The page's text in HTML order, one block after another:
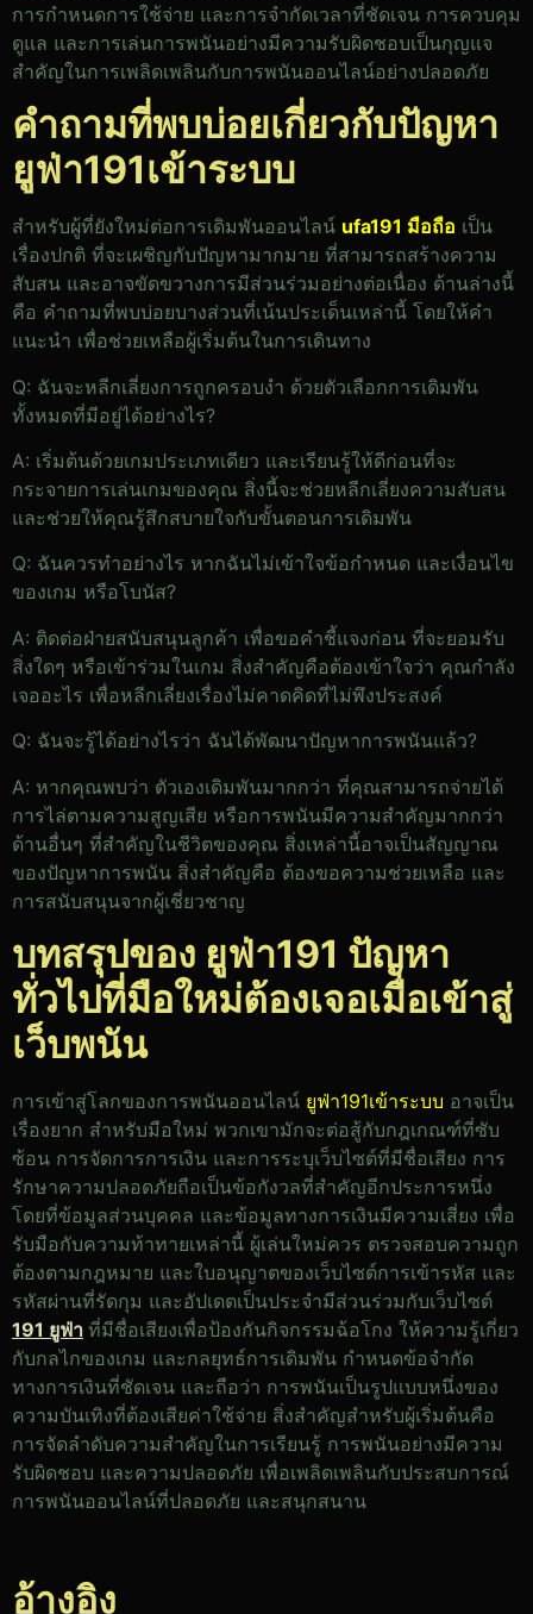
การกำหนดการใช้จ่าย และการจำกัดเวลาที่ชัดเจน การควบคุม
ดูแล และการเล่นการพนันอย่างมีความรับผิดชอบเป็นกุญแจ
สำคัญในการเพลิดเพลินกับการพนันออนไลน์อย่างปลอดภัย
คำถามที่พบบ่อยเกี่ยวกับปัญหา
ยูฟ่า191เข้าระบบ
สำหรับผู้ที่ยังใหม่ต่อการเดิมพันออนไลน์ ufa191 มือถือ เป็น
เรื่องปกติ ที่จะเผชิญกับปัญหามากมาย ที่สามารถสร้างความ
สับสน และอาจขัดขวางการมีส่วนร่วมอย่างต่อเนื่อง ด้านล่างนี้
คือ คำถามที่พบบ่อยบางส่วนที่เน้นประเด็นเหล่านี้ โดยให้คำ
แนะนำ เพื่อช่วยเหลือผู้เริ่มต้นในการเดินทาง
Q: ฉันจะหลีกเลี่ยงการถูกครอบงำ ด้วยตัวเลือกการเดิมพัน
ทั้งหมดที่มีอยู่ได้อย่างไร?
A: เริ่มต้นด้วยเกมประเภทเดียว และเรียนรู้ให้ดีก่อนที่จะ
กระจายการเล่นเกมของคุณ สิ่งนี้จะช่วยหลีกเลี่ยงความสับสน
และช่วยให้คุณรู้สึกสบายใจกับขั้นตอนการเดิมพัน
Q: ฉันควรทำอย่างไร หากฉันไม่เข้าใจข้อกำหนด และเงื่อนไข
ของเกม หรือโบนัส?
A: ติดต่อฝ่ายสนับสนุนลูกค้า เพื่อขอคำชี้แจงก่อน ที่จะยอมรับ
สิ่งใดๆ หรือเข้าร่วมในเกม สิ่งสำคัญคือต้องเข้าใจว่า คุณกำลัง
เจออะไร เพื่อหลีกเลี่ยงเรื่องไม่คาดคิดที่ไม่พึงประสงค์
Q: ฉันจะรู้ได้อย่างไรว่า ฉันได้พัฒนาปัญหาการพนันแล้ว?
A: หากคุณพบว่า ตัวเองเดิมพันมากกว่า ที่คุณสามารถจ่ายได้
การไล่ตามความสูญเสีย หรือการพนันมีความสำคัญมากกว่า
ด้านอื่นๆ ที่สำคัญในชีวิตของคุณ สิ่งเหล่านี้อาจเป็นสัญญาณ
ของปัญหาการพนัน สิ่งสำคัญคือ ต้องขอความช่วยเหลือ และ
การสนับสนุนจากผู้เชี่ยวชาญ
บทสรุปของ ยูฟ่า191 ปัญหา
ทั่วไปที่มือใหม่ต้องเจอเมื่อเข้าสู่
เว็บพนัน
การเข้าสู่โลกของการพนันออนไลน์ ยูฟ่า191เข้าระบบ อาจเป็น
เรื่องยาก สำหรับมือใหม่ พวกเขามักจะต่อสู้กับกฎเกณฑ์ที่ซับ
ซ้อน การจัดการการเงิน และการระบุเว็บไซต์ที่มีชื่อเสียง การ
รักษาความปลอดภัยถือเป็นข้อกังวลที่สำคัญอีกประการหนึ่ง
โดยที่ข้อมูลส่วนบุคคล และข้อมูลทางการเงินมีความเสี่ยง เพื่อ
รับมือกับความท้าทายเหล่านี้ ผู้เล่นใหม่ควร ตรวจสอบความถูก
ต้องตามกฎหมาย และใบอนุญาตของเว็บไซต์การเข้ารหัส และ
รหัสผ่านที่รัดกุม และอัปเดตเป็นประจำมีส่วนร่วมกับเว็บไซต์
191 ยูฟ่า ที่มีชื่อเสียงเพื่อป้องกันกิจกรรมฉ้อโกง ให้ความรู้เกี่ยว
กับกลไกของเกม และกลยุทธ์การเดิมพัน กำหนดข้อจำกัด
ทางการเงินที่ชัดเจน และถือว่า การพนันเป็นรูปแบบหนึ่งของ
ความบันเทิงที่ต้องเสียค่าใช้จ่าย สิ่งสำคัญสำหรับผู้เริ่มต้นคือ
การจัดลำดับความสำคัญในการเรียนรู้ การพนันอย่างมีความ
รับผิดชอบ และความปลอดภัย เพื่อเพลิดเพลินกับประสบการณ์
การพนันออนไลน์ที่ปลอดภัย และสนุกสนาน
อ้างอิง